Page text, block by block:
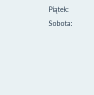
Piątek:
Sobota: